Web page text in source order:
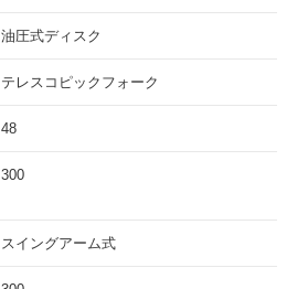
油圧式ディスク
テレスコピックフォーク
48
300
スイングアーム式